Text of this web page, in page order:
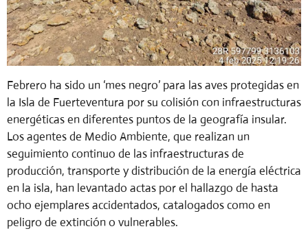
Febrero ha sido un ‘mes negro’ para las aves protegidas en
la Isla de Fuerteventura por su colisión con infraestructuras
energéticas en diferentes puntos de la geografía insular.
Los agentes de Medio Ambiente, que realizan un
seguimiento continuo de las infraestructuras de
producción, transporte y distribución de la energía eléctrica
en la isla, han levantado actas por el hallazgo de hasta
ocho ejemplares accidentados, catalogados como en
peligro de extinción o vulnerables.